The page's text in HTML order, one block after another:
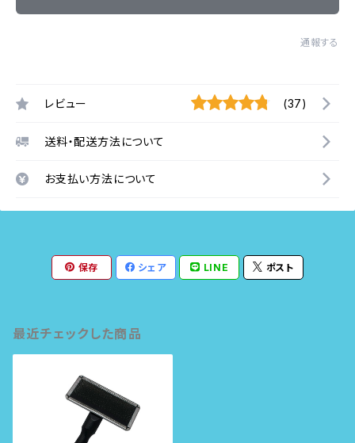
通報する
レビュー (37)
送料・配送方法について
お支払い方法について
保存 シェア LINE ポスト
最近チェックした商品